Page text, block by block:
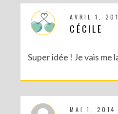
AVRIL 1,
CÉCILE
Super idée ! Je vais me
MAI 1, 2014